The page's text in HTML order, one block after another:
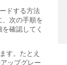
ドする方法
、次の手順を
確認してく
す。たとえ
ップグレー